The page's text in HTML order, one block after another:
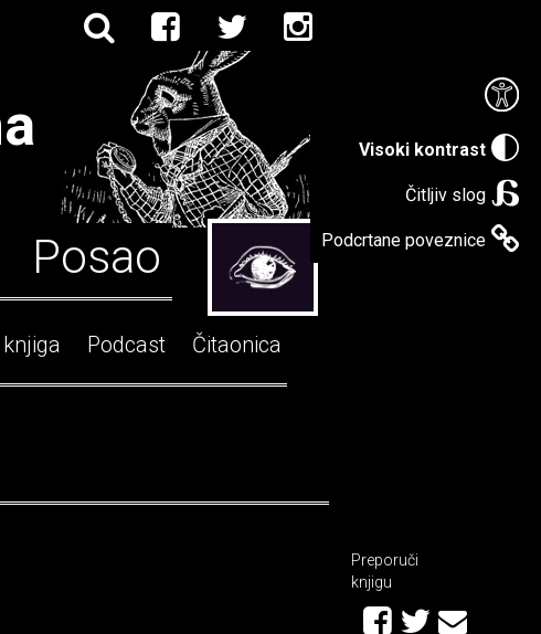
Visoki kontrast
Čitljiv slog
Podcrtane poveznice
Posao
Podcast Čitaonica
Preporuči
knjigu